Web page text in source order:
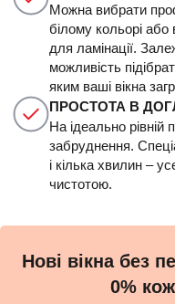
Можна вибрати
білому кольорі
для ламінації.
можливість
яким ваші вікна
ПРОСТОТА В
На ідеально
забруднення.
і кілька хвилин –
чистотою.
Нові вікна без
0%